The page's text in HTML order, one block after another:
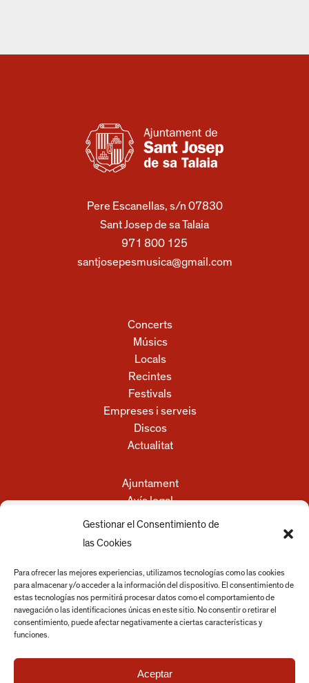
Gestionar el Consentimiento de
las Cookies
Para ofrecer las mejores experiencias, utilizamos tecnologías como las cookies
para almacenar y/o acceder a la información del dispositivo. El consentimiento de
estas tecnologías nos permitirá procesar datos como el comportamiento de
navegación o las identificaciones únicas en este sitio. No consentir o retirar el
consentimiento, puede afectar negativamente a ciertas características y
funciones.
Aceptar
Pere Escanellas, s/n 07830
Sant Josep de sa Talaia
971 800 125
santjosepesmusica@gmail.com
Concerts
Músics
Locals
Recintes
Festivals
Empreses i serveis
Discos
Actualitat
Ajuntament
Avís legal
Política de privacitat